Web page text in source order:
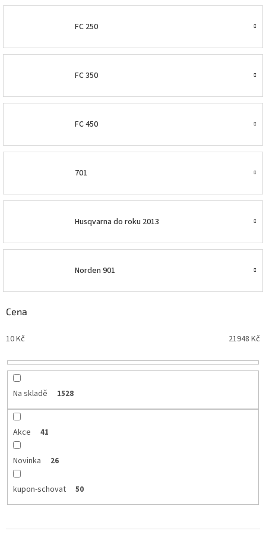
FC 250
FC 350
FC 450
701
Husqvarna do roku 2013
Norden 901
Cena
10Kč 21948 Kč
Na skladě 1528
Akce 41
Novinka 26
kupon-schovat 50